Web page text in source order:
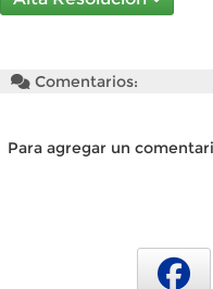
Comentarios:
Para agregar un